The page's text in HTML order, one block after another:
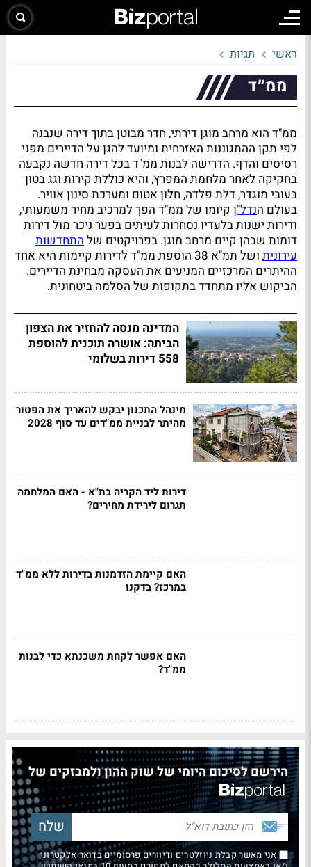
ראשי תגיות
ממ״ד
ממ"ד הוא מרחב מוגן דירתי, חדר מבוטן בתוך דירה שנבנה
לפי תקן ההתגוננות האזרחית ומיועד להגן על הדיירים מפני
רסיסים והדף. הדרישה לבנות ממ"ד בכל דירה חדשה נקבעה
בחקיקה לאחר מלחמת המפרץ, והיא כוללת קירות וגג בטון
בעובי מוגדר, דלת פלדה, חלון אטום ומערכת סינון אוויר.
בעולם הנדל"ן קיומו של ממ"ד הפך למרכיב מחיר משמעותי,
ודירות ישנות בלעדיו נסחרות לעיתים בפער ניכר מול דירות
דומות שבהן קיים מרחב מוגן. בפרויקטים שלהתחדשות
עירונית
ושל תמ"א 38 הוספת ממ"ד לדירות קיימות היא אחד
ההיתרים המרכזיים המניעים את העסקה מבחינת הדיירים.
הביקוש אליו מתחדד בתקופות של הסלמה ביטחונית.
המדינה מנסה להחזיר את הצפון
הביתה: אושרה תוכנית להוספת
558 דירות בשלומי
מינהל התכנון יבקש להאריך את הפטור
מהיתר לבניית ממ"דים עד סוף 2028
דירות ליד הקריה בת"א - האם המלחמה
תגרום לירידת מחירים?
האם קיימת הזדמנות בדירות ללא ממ"ד
במרכז? בדקנו
האם אפשר לקחת משכנתא כדי לבנות
ממ"ד?
הירשם לסיכום היומי של שוק ההון ולמבזקים של
אני מאשר קבלת ניוזלטרים ודיוורים פרסומיים בדואר אלקטרוני